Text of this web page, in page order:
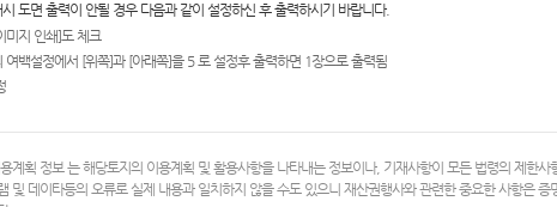
도면 출력이 안될 경우 다음과 같이 설정하신 후 출력하시기 바랍니다.
미지 인쇄]도 체크
백설정에서 [위쪽]과 [아래쪽]을 5 로 설정후 출력하면 1장으로 출력됨
계획 정보 는 해당토지의 이용계획 및 활용사항을 나타내는 정보이나, 기재사항이 모든 법령의 제한사
및 데이타등의 오류로 실제 내용과 일치하지 않을 수도 있으니 재산권행사와 관련한 중요한 사항은